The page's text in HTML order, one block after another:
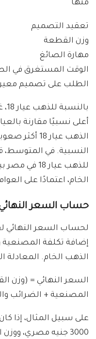
منها
تعقيد التصميم
وزن القطعة
مهارة الصائغ
الوقت المستغرق في
الطلب على تصميم
الذهب عيار
النسبية. في المتوسط،
الخام، اعتمادًا على
حساب السعر
إضافة تكلفة
الذهب الخام. المعادلة
السعر النهائي = (وزن
المصنعية + الضرائب